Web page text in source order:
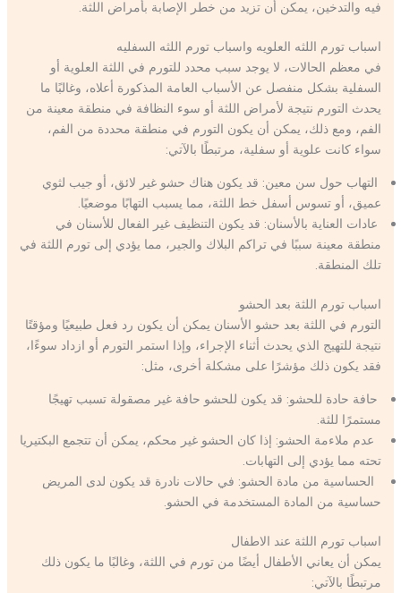
فيه والتدخين، يمكن أن تزيد من خطر الإصابة بأمراض اللثة.
اسباب تورم اللثه العلويه واسباب تورم اللثه السفليه
في معظم الحالات، لا يوجد سبب محدد للتورم في اللثة العلوية أو
السفلية بشكل منفصل عن الأسباب العامة المذكورة أعلاه، وغالبًا ما
يحدث التورم نتيجة لأمراض اللثة أو سوء النظافة في منطقة معينة من
الفم، ومع ذلك، يمكن أن يكون التورم في منطقة محددة من الفم،
سواء كانت علوية أو سفلية، مرتبطًا بالآتي:
التهاب حول سن معين: قد يكون هناك حشو غير لائق، أو جيب لثوي
عميق، أو تسوس أسفل خط اللثة، مما يسبب التهابًا موضعيًا.
عادات العناية بالأسنان: قد يكون التنظيف غير الفعال للأسنان في
منطقة معينة سببًا في تراكم البلاك والجير، مما يؤدي إلى تورم اللثة في
تلك المنطقة.
اسباب تورم اللثة بعد الحشو
التورم في اللثة بعد حشو الأسنان يمكن أن يكون رد فعل طبيعيًا ومؤقتًا
نتيجة للتهيج الذي يحدث أثناء الإجراء، وإذا استمر التورم أو ازداد سوءًا،
فقد يكون ذلك مؤشرًا على مشكلة أخرى، مثل:
حافة حادة للحشو: قد يكون للحشو حافة غير مصقولة تسبب تهيجًا
مستمرًا للثة.
عدم ملاءمة الحشو: إذا كان الحشو غير محكم، يمكن أن تتجمع البكتيريا
تحته مما يؤدي إلى التهابات.
الحساسية من مادة الحشو: في حالات نادرة قد يكون لدى المريض
حساسية من المادة المستخدمة في الحشو.
اسباب تورم اللثة عند الاطفال
يمكن أن يعاني الأطفال أيضًا من تورم في اللثة، وغالبًا ما يكون ذلك
مرتبطًا بالآتي: